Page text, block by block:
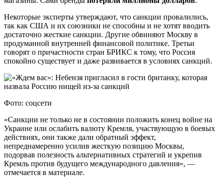
Некоторые эксперты утверждают, что санкции провалились,
так как США и их союзники не способны и не хотят вводить
достаточно жесткие санкции. Другие обвиняют Москву в
продуманной внутренней финансовой политике. Третьи
говорят о причастности стран БРИКС к тому, что Россия
спокойно существует и даже развивается в условиях санкций.
Фото: соцсети
«Санкции не только не в состоянии положить конец войне на
Украине или ослабить валюту Кремля, участвующую в боевых
действиях, они также дали обратный эффект,
непреднамеренно усилив жесткую позицию Москвы,
подорвав полезность альтернативных стратегий и укрепив
Кремль против будущего международного давления», —
отмечается в материале.